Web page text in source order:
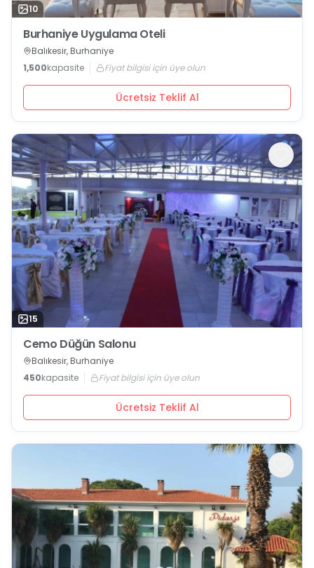
10
Burhaniye Uygulama Oteli
Balıkesir, Burhaniye
1,500kapasite Fiyat bilgisi için üye olun
Ücretsiz Teklif Al
15
Cemo Düğün Salonu
Balıkesir, Burhaniye
450kapasite Fiyat bilgisi için üye olun
Ücretsiz Teklif Al